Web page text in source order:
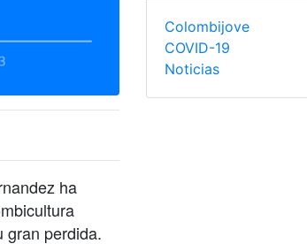
ha
gran perdida.
Colombijove
COVID-19
Noticias